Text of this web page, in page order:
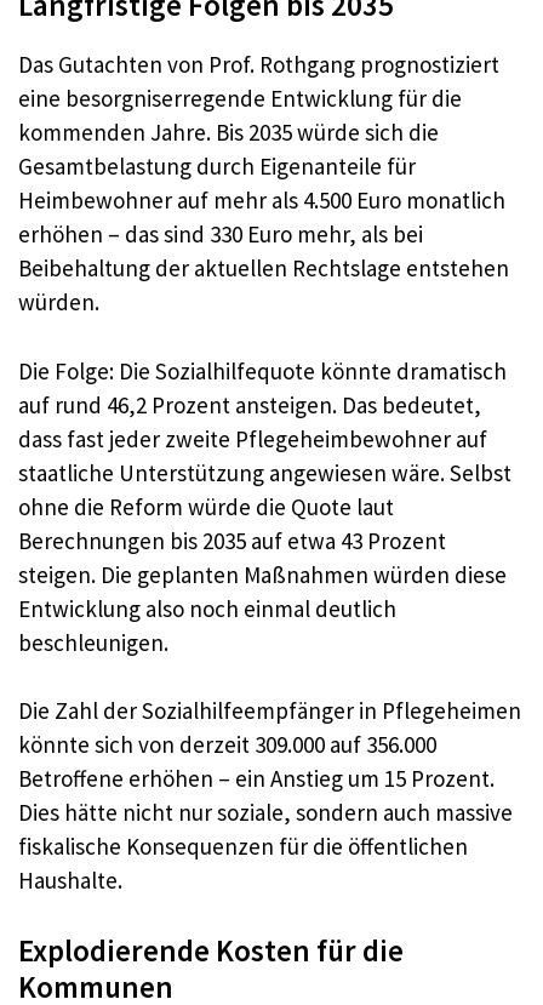
Das Gutachten von Prof. Rothgang prognostiziert
eine besorgniserregende Entwicklung für die
kommenden Jahre. Bis 2035 würde sich die
Gesamtbelastung durch Eigenanteile für
Heimbewohner auf mehr als 4.500 Euro monatlich
erhöhen – das sind 330 Euro mehr, als bei
Beibehaltung der aktuellen Rechtslage entstehen
würden.
Die Folge: Die Sozialhilfequote könnte dramatisch
auf rund 46,2 Prozent ansteigen. Das bedeutet,
dass fast jeder zweite Pflegeheimbewohner auf
staatliche Unterstützung angewiesen wäre. Selbst
ohne die Reform würde die Quote laut
Berechnungen bis 2035 auf etwa 43 Prozent
steigen. Die geplanten Maßnahmen würden diese
Entwicklung also noch einmal deutlich
beschleunigen.
Die Zahl der Sozialhilfeempfänger in Pflegeheimen
könnte sich von derzeit 309.000 auf 356.000
Betroffene erhöhen – ein Anstieg um 15 Prozent.
Dies hätte nicht nur soziale, sondern auch massive
fiskalische Konsequenzen für die öffentlichen
Haushalte.
Explodierende Kosten für die
Kommunen